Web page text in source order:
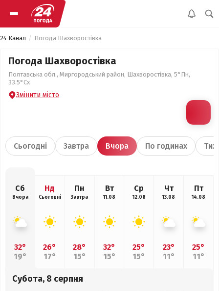
24 Канал Погода Шахворостівка
Погода Шахворостівка
Полтавська обл., Миргородський район, Шахворостівка, 5°Пн,
33.5°Сх
Змінити місто
Сьогодні Завтра Вчора По годинах
Сб
Вчора
32°
19°
Нд
Сьогодні
26°
17°
Пн
Завтра
28°
15°
Вт
11.08
32°
15°
Ср
12.08
25°
15°
Чт
13.08
23°
11°
Пт
14.08
25°
11°
Субота, 8 серпня